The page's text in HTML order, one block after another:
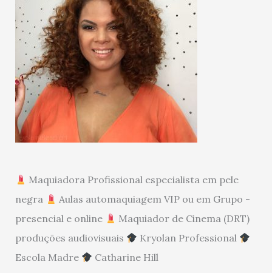
Maquiadora Profissional especialista em pele
negra
Aulas automaquiagem VIP ou em Grupo -
presencial e online
Maquiador de Cinema (DRT)
produções audiovisuais
Kryolan Professional
Escola Madre
Catharine Hill